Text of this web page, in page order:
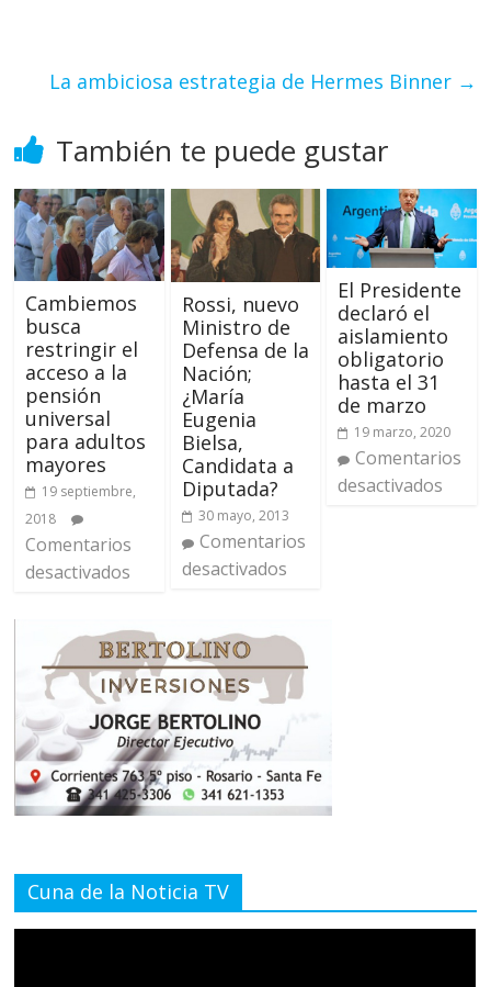
La ambiciosa estrategia de Hermes Binner →
También te puede gustar
Cambiemos
busca
restringir el
acceso a la
pensión
universal
para adultos
mayores
19 septiembre,
2018
Comentarios
desactivados
Rossi, nuevo
Ministro de
Defensa de la
Nación;
¿María
Eugenia
Bielsa,
Candidata a
Diputada?
30 mayo, 2013
Comentarios
desactivados
El Presidente
declaró el
aislamiento
obligatorio
hasta el 31
de marzo
19 marzo, 2020
Comentarios
desactivados
Cuna de la Noticia TV